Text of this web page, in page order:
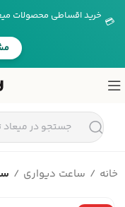
💳 خرید اقساطی محصولات
خانه ساعت دیواری